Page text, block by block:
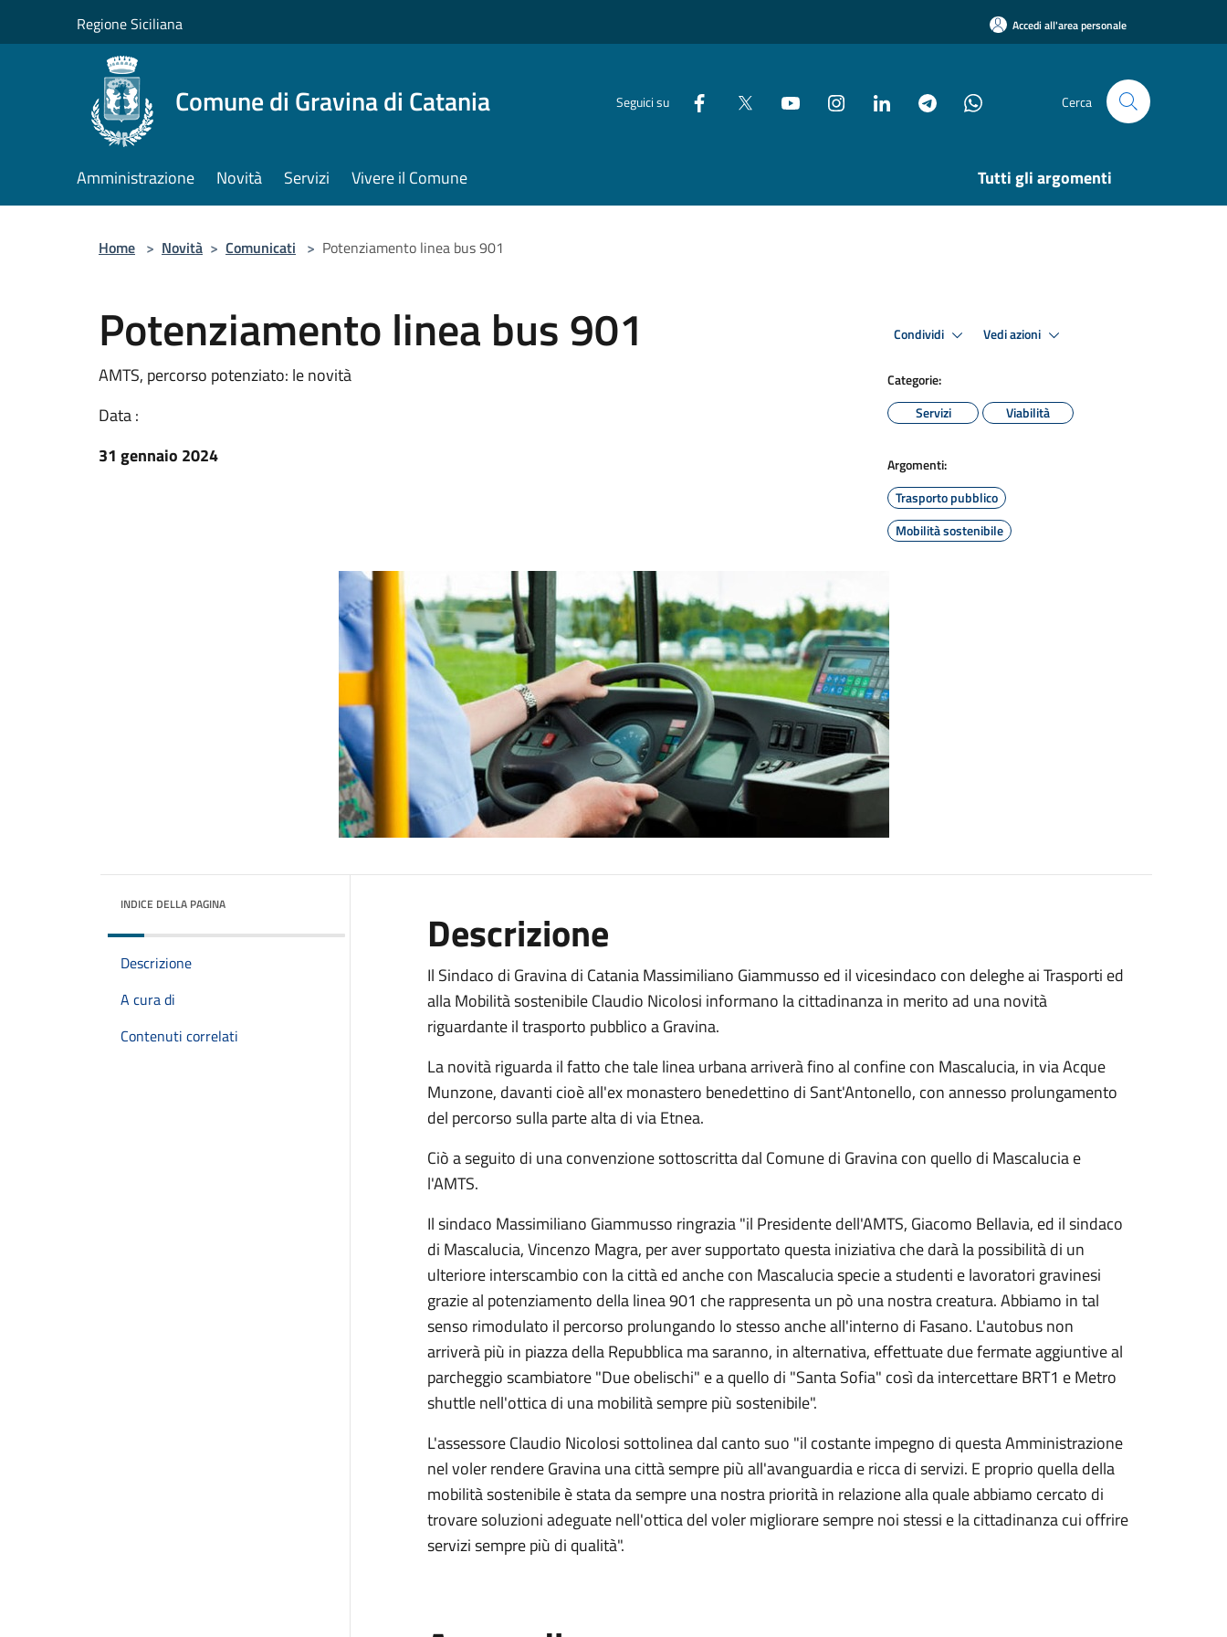
Regione Siciliana Accedi all'area personale
Comune di Gravina di Catania Seguici su Cerca
Amministrazione Novità Servizi Vivere il Comune Tutti gli argomenti
Home > Novità > Comunicati > Potenziamento linea bus 901
Potenziamento linea bus 901
AMTS, percorso potenziato: le novità
Data :
31 gennaio 2024
Condividi Vedi azioni
Categorie:
Servizi
Viabilità
Argomenti:
Trasporto pubblico
Mobilità sostenibile
INDICE DELLA PAGINA
Descrizione
A cura di
Contenuti correlati
Descrizione
Il Sindaco di Gravina di Catania Massimiliano Giammusso ed il vicesindaco con deleghe ai Trasporti ed
alla Mobilità sostenibile Claudio Nicolosi informano la cittadinanza in merito ad una novità
riguardante il trasporto pubblico a Gravina.
La novità riguarda il fatto che tale linea urbana arriverà fino al confine con Mascalucia, in via Acque
Munzone, davanti cioè all'ex monastero benedettino di Sant'Antonello, con annesso prolungamento
del percorso sulla parte alta di via Etnea.
Ciò a seguito di una convenzione sottoscritta dal Comune di Gravina con quello di Mascalucia e
l'AMTS.
Il sindaco Massimiliano Giammusso ringrazia "il Presidente dell'AMTS, Giacomo Bellavia, ed il sindaco
di Mascalucia, Vincenzo Magra, per aver supportato questa iniziativa che darà la possibilità di un
ulteriore interscambio con la città ed anche con Mascalucia specie a studenti e lavoratori gravinesi
grazie al potenziamento della linea 901 che rappresenta un pò una nostra creatura. Abbiamo in tal
senso rimodulato il percorso prolungando lo stesso anche all'interno di Fasano. L'autobus non
arriverà più in piazza della Repubblica ma saranno, in alternativa, effettuate due fermate aggiuntive al
parcheggio scambiatore "Due obelischi" e a quello di "Santa Sofia" così da intercettare BRT1 e Metro
shuttle nell'ottica di una mobilità sempre più sostenibile".
L'assessore Claudio Nicolosi sottolinea dal canto suo "il costante impegno di questa Amministrazione
nel voler rendere Gravina una città sempre più all'avanguardia e ricca di servizi. E proprio quella della
mobilità sostenibile è stata da sempre una nostra priorità in relazione alla quale abbiamo cercato di
trovare soluzioni adeguate nell'ottica del voler migliorare sempre noi stessi e la cittadinanza cui offrire
servizi sempre più di qualità".